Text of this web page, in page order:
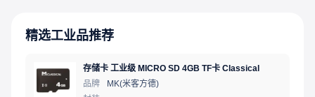
精选工业品推荐
存储卡 工业级 MICRO SD 4GB TF卡 Classical
品牌
MK(米客方德)